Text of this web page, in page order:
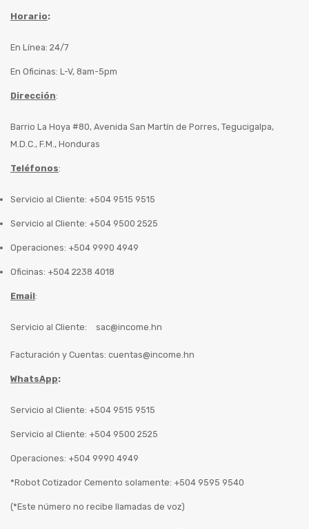
Horario:
En Línea: 24/7
En Oficinas: L-V, 8am-5pm
Dirección:
Barrio La Hoya #80, Avenida San Martín de Porres, Tegucigalpa,
M.D.C., F.M., Honduras
Teléfonos:
Servicio al Cliente: +504 9515 9515
Servicio al Cliente: +504 9500 2525
Operaciones: +504 9990 4949
Oficinas: +504 2238 4018
Email:
Servicio al Cliente: sac@income.hn
Facturación y Cuentas: cuentas@income.hn
WhatsApp:
Servicio al Cliente: +504 9515 9515
Servicio al Cliente: +504 9500 2525
Operaciones: +504 9990 4949
*Robot Cotizador Cemento solamente: +504 9595 9540
(*Este número no recibe llamadas de voz)